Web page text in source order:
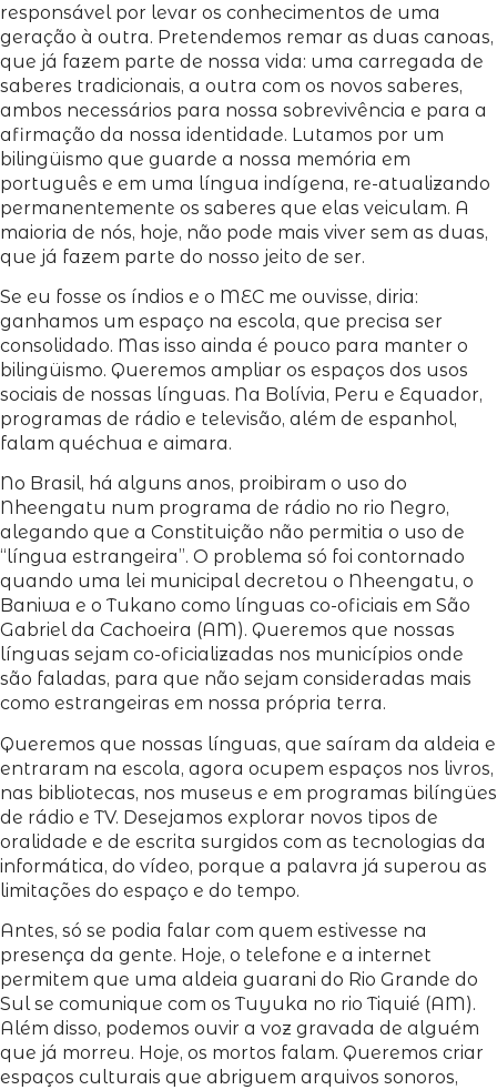
responsável por levar os conhecimentos de uma
geração à outra. Pretendemos remar as duas canoas,
que já fazem parte de nossa vida: uma carregada de
saberes tradicionais, a outra com os novos saberes,
ambos necessários para nossa sobrevivência e para a
afirmação da nossa identidade. Lutamos por um
bilingüismo que guarde a nossa memória em
português e em uma língua indígena, re-atualizando
permanentemente os saberes que elas veiculam. A
maioria de nós, hoje, não pode mais viver sem as duas,
que já fazem parte do nosso jeito de ser.
Se eu fosse os índios e o MEC me ouvisse, diria:
ganhamos um espaço na escola, que precisa ser
consolidado. Mas isso ainda é pouco para manter o
bilingüismo. Queremos ampliar os espaços dos usos
sociais de nossas línguas. Na Bolívia, Peru e Equador,
programas de rádio e televisão, além de espanhol,
falam quéchua e aimara.
No Brasil, há alguns anos, proibiram o uso do
Nheengatu num programa de rádio no rio Negro,
alegando que a Constituição não permitia o uso de
“língua estrangeira”. O problema só foi contornado
quando uma lei municipal decretou o Nheengatu, o
Baniwa e o Tukano como línguas co-oficiais em São
Gabriel da Cachoeira (AM). Queremos que nossas
línguas sejam co-oficializadas nos municípios onde
são faladas, para que não sejam consideradas mais
como estrangeiras em nossa própria terra.
Queremos que nossas línguas, que saíram da aldeia e
entraram na escola, agora ocupem espaços nos livros,
nas bibliotecas, nos museus e em programas bilíngües
de rádio e TV. Desejamos explorar novos tipos de
oralidade e de escrita surgidos com as tecnologias da
informática, do vídeo, porque a palavra já superou as
limitações do espaço e do tempo.
Antes, só se podia falar com quem estivesse na
presença da gente. Hoje, o telefone e a internet
permitem que uma aldeia guarani do Rio Grande do
Sul se comunique com os Tuyuka no rio Tiquié (AM).
Além disso, podemos ouvir a voz gravada de alguém
que já morreu. Hoje, os mortos falam. Queremos criar
espaços culturais que abriguem arquivos sonoros,